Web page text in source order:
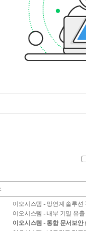
이오시스템 - 망연계 솔루션
이오시스템 - 내부 기밀 유
이오시스템 - 통합 문서보안